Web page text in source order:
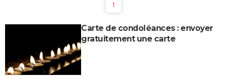
1
Carte de condoléances : envoyer
gratuitement une carte